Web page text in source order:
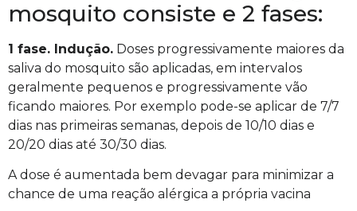
mosquito consiste e 2 fases:
1 fase. Indução. Doses progressivamente maiores da
saliva do mosquito são aplicadas, em intervalos
geralmente pequenos e progressivamente vão
ficando maiores. Por exemplo pode-se aplicar de 7/7
dias nas primeiras semanas, depois de 10/10 dias e
20/20 dias até 30/30 dias.
A dose é aumentada bem devagar para minimizar a
chance de uma reação alérgica a própria vacina